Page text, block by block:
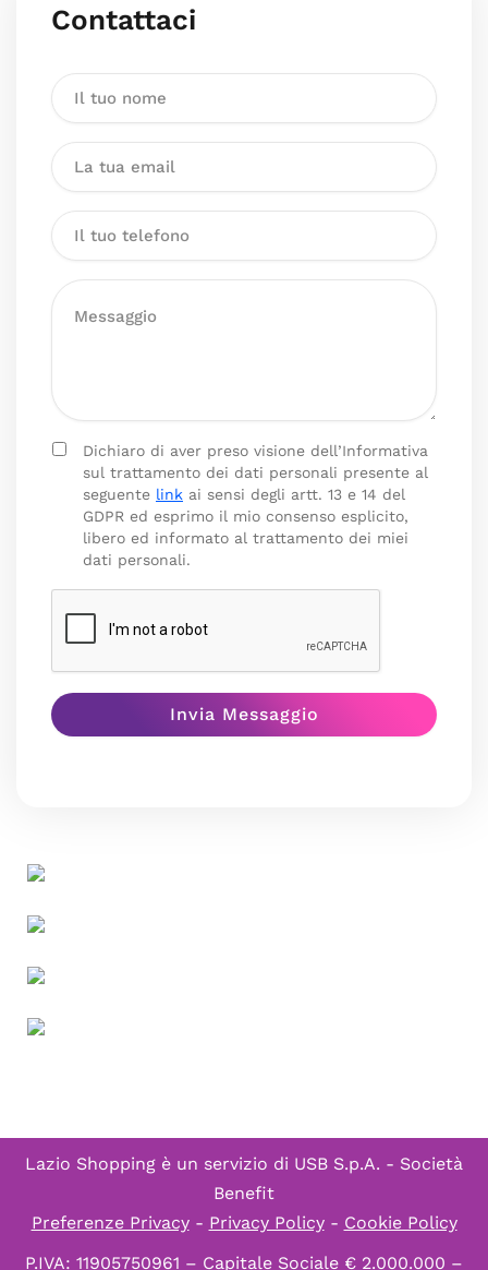
Contattaci
Dichiaro di aver preso visione dell’Informativa
sul trattamento dei dati personali presente al
seguente link ai sensi degli artt. 13 e 14 del
GDPR ed esprimo il mio consenso esplicito,
libero ed informato al trattamento dei miei
dati personali.
Lazio Shopping è un servizio di USB S.p.A. - Società
Benefit
Preferenze Privacy- Privacy Policy- Cookie Policy
P.IVA: 11905750961 – Capitale Sociale € 2.000.000 –